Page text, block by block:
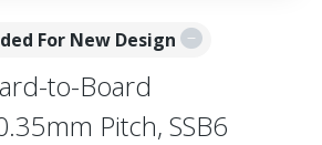
For New Design
to-Board
Pitch, SSB6